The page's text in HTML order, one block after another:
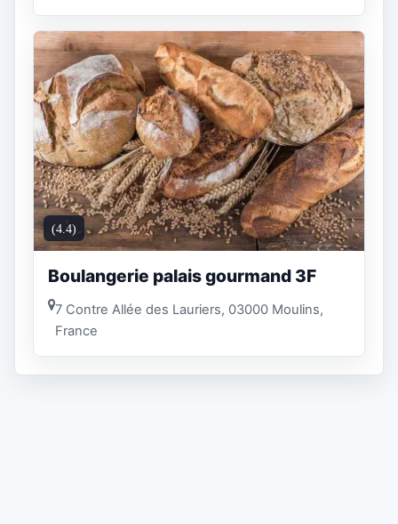
(4.4)
Boulangerie palais gourmand 3F
7 Contre Allée des Lauriers, 03000 Moulins,
France